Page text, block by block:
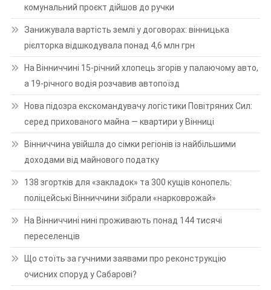
комунальний проєкт дійшов до ручки
Занижувала вартість землі у договорах: вінницька
рієлторка відшкодувала понад 4,6 млн грн
На Вінниччині 15-річний хлопець згорів у палаючому авто,
а 19-річного водія розчавив автопоїзд
Нова підозра екскомандувачу логістики Повітряних Сил:
серед прихованого майна — квартири у Вінниці
Вінниччина увійшла до сімки регіонів із найбільшими
доходами від майнового податку
138 згортків для «закладок» та 300 кущів конопель:
поліцейські Вінниччини зібрали «нарковрожай»
На Вінниччині нині проживають понад 144 тисячі
переселенців
Що стоїть за гучними заявами про реконструкцію
очисних споруд у Сабарові?